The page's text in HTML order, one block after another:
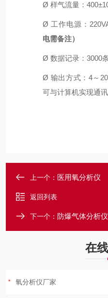
Ø 样气流量： 4
Ø 工作电源：
电需备注）
Ø 数据记录： 3000
Ø 输出方式： 4～
可与计算机实现通讯
上一个： 医用氧分析仪
返回列表
下一个： 防爆气体分析仪
在